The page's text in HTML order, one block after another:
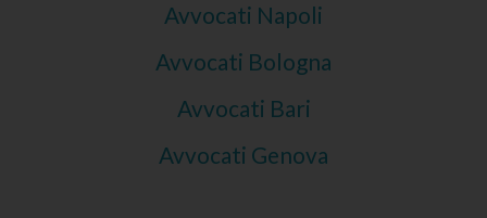
Avvocati Napoli
Avvocati Bologna
Avvocati Bari
Avvocati Genova